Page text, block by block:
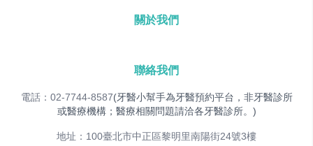
關於我們
聯絡我們
電話：02-7744-8587(牙醫小幫手為牙醫預約平台，非牙醫診所
或醫療機構；醫療相關問題請洽各牙醫診所。)
地址：100臺北市中正區黎明里南陽街24號3樓